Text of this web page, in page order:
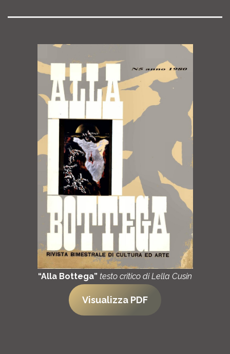
“Alla Bottega” testo critico di Lella Cusin
Visualizza PDF